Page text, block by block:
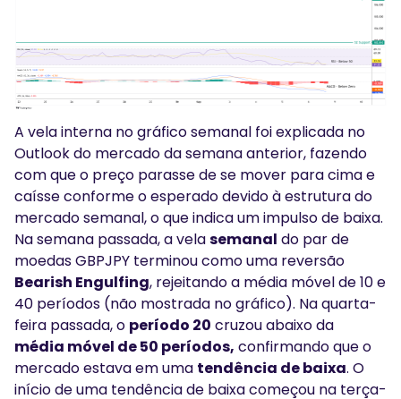
A vela interna no gráfico semanal foi explicada no
Outlook do mercado da semana anterior, fazendo
com que o preço parasse de se mover para cima e
caísse conforme o esperado devido à estrutura do
mercado semanal, o que indica um impulso de baixa.
Na semana passada, a velasemanal do par de
moedas GBPJPY terminou como uma reversão
Bearish Engulfing, rejeitando a média móvel de 10 e
40 períodos (não mostrada no gráfico). Na quarta-
feira passada, o período 20 cruzou abaixo da
média móvel de 50 períodos, confirmando que o
mercado estava em uma tendência de baixa. O
início de uma tendência de baixa começou na terça-